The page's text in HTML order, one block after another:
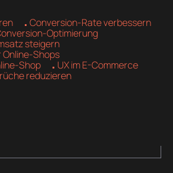
Conversion-Rate verbessern
Optimierung
steigern
Shops
Shop
UX im E-Commerce
reduzieren